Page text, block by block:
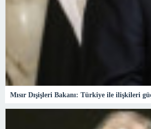
Mısır Dışişleri Bakanı: Türkiye ile ilişkileri